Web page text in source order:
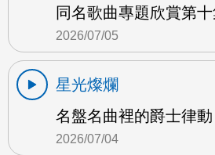
同名歌曲專題欣賞第
2026/07/05
星光燦爛
名盤名曲裡的爵士律
2026/07/04